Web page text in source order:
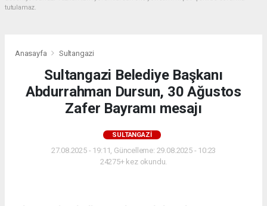
tutulamaz.
Anasayfa Sultangazi
Sultangazi Belediye Başkanı
Abdurrahman Dursun, 30 Ağustos
Zafer Bayramı mesajı
SULTANGAZI
27.08.2025 - 19:11, Güncelleme: 29.08.2025 - 10:23
24275+ kez okundu.